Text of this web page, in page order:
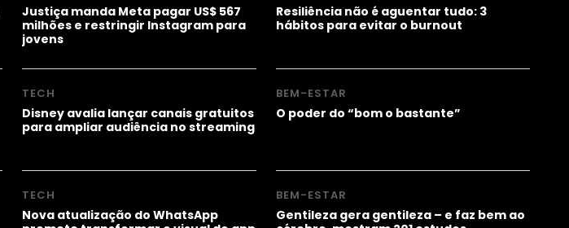
Justiça manda Meta pagar US$ 567
milhões e restringir Instagram para
jovens
TECH
Disney avalia lançar canais gratuitos
para ampliar audiência no streaming
TECH
Nova atualização do WhatsApp
Resiliência não é aguentar tudo: 3
hábitos para evitar o burnout
BEM-ESTAR
O poder do “bom o bastante”
BEM-ESTAR
Gentileza gera gentileza – e faz bem ao